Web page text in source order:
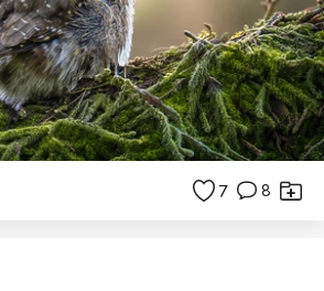
7 8